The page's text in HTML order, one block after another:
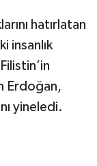
hatırlatan
insanlık
Erdoğan,
yineledi.